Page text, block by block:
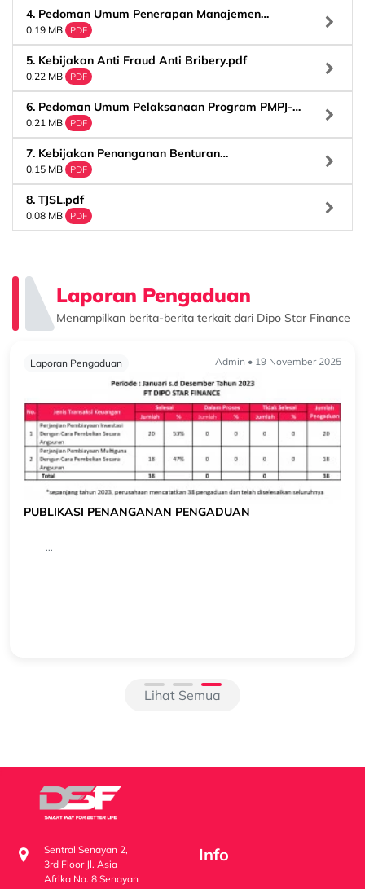
4. Pedoman Umum Penerapan Manajemen
Risiko.pdf
0.19 MB PDF
5. Kebijakan Anti Fraud Anti Bribery.pdf
0.22 MB PDF
6. Pedoman Umum Pelaksanaan Program PMPJ-
APU-PPT-PPPSPM.pdf
0.21 MB PDF
7. Kebijakan Penanganan Benturan
Kepentingan.pdf
0.15 MB PDF
8. TJSL.pdf
0.08 MB PDF
Laporan Pengaduan
Menampilkan berita-berita terkait dari Dipo Star Finance
Laporan Pengaduan Admin • 19 November 2025
PUBLIKASI PENANGANAN PENGADUAN
...
Lihat Semua
Sentral Senayan 2,
3rd Floor Jl. Asia
Afrika No. 8 Senayan
Info